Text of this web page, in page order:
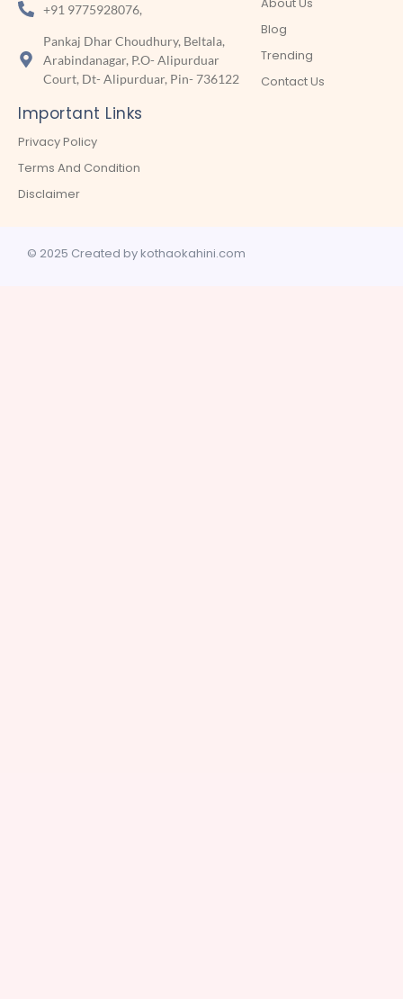
+91 9775928076,
Pankaj Dhar Choudhury, Beltala,
Arabindanagar, P.O- Alipurduar
Court, Dt- Alipurduar, Pin- 736122
Blog
Trending
Contact Us
Important Links
Privacy Policy
Terms And Condition
Disclaimer
© 2025 Created by kothaokahini.com